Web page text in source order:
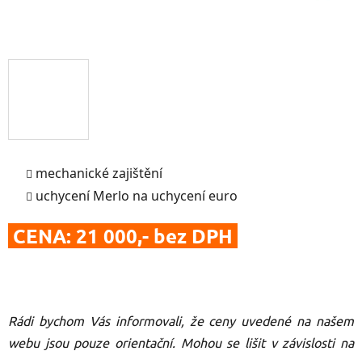
mechanické zajištění
uchycení Merlo na uchycení euro
CENA: 21 000,- bez DPH
Rádi bychom Vás informovali, že ceny uvedené na našem
webu jsou pouze orientační. Mohou se lišit v závislosti na